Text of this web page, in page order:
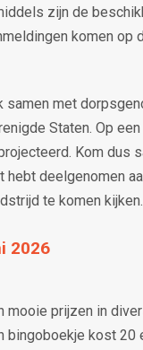
zijn de
komen op
samen met
Staten. Op
Kom dus
hebt deelgenomen
te komen kijken.
2026
mooie prijzen in
bingoboekje kost 20